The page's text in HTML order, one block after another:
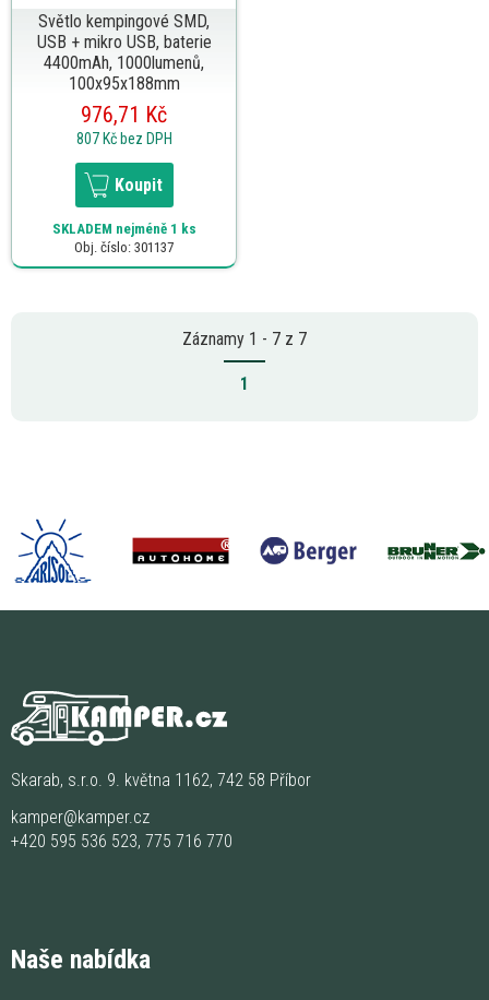
Světlo kempingové SMD,
USB + mikro USB, baterie
4400mAh, 1000lumenů,
100x95x188mm
976,71 Kč
807 Kč bez DPH
Koupit
SKLADEM nejméně 1 ks
Obj. číslo: 301137
Záznamy 1 - 7 z 7
1
Skarab, s.r.o. 9. května 1162, 742 58 Příbor
kamper@kamper.cz
+420 595 536 523, 775 716 770
Naše nabídka